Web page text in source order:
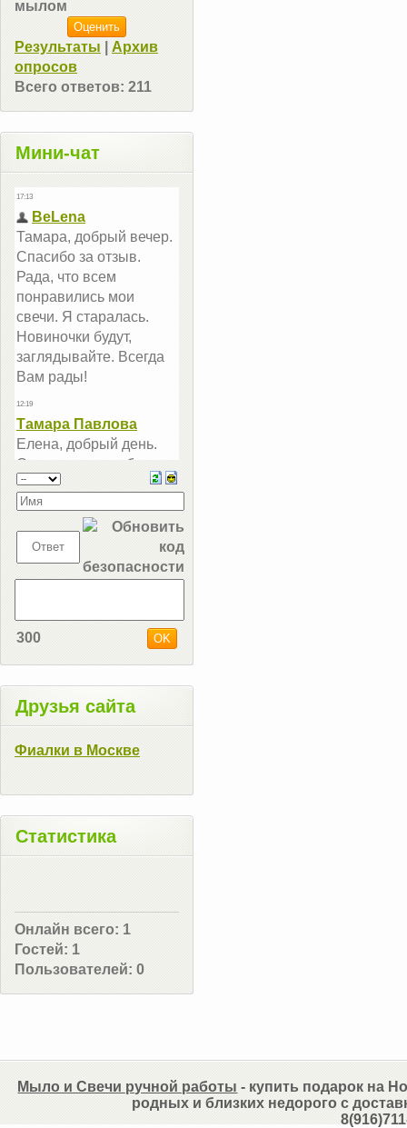
мылом
Результаты
Архив
опросов
Всего ответов: 211
Мини-чат
300
Друзья сайта
Фиалки в Москве
Статистика
Онлайн всего: 1
Гостей: 1
Пользователей: 0
Мыло и Свечи ручной работы - купить подарок на
родных и близких недорого с